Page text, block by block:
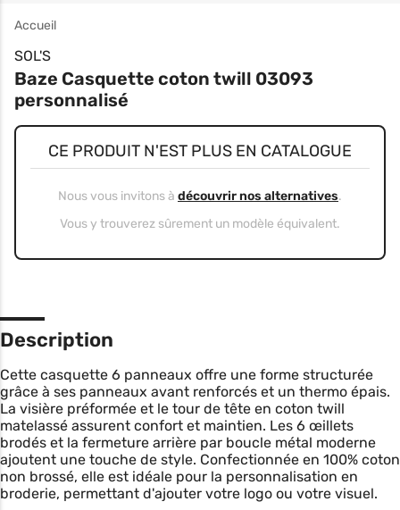
Accueil
SOL'S
Baze Casquette coton twill 03093
personnalisé
CE PRODUIT N'EST PLUS EN CATALOGUE
Nous vous invitons à découvrir nos alternatives.
Vous y trouverez sûrement un modèle équivalent.
Description
Cette casquette 6 panneaux offre une forme structurée
grâce à ses panneaux avant renforcés et un thermo épais.
La visière préformée et le tour de tête en coton twill
matelassé assurent confort et maintien. Les 6 œillets
brodés et la fermeture arrière par boucle métal moderne
ajoutent une touche de style. Confectionnée en 100% coton
non brossé, elle est idéale pour la personnalisation en
broderie, permettant d'ajouter votre logo ou votre visuel.